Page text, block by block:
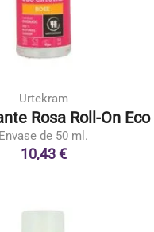
Urtekram
Rosa Roll-On Eco
Envase de 50 ml.
10,43 €